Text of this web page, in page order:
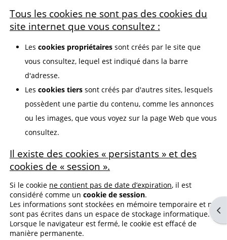
Tous les cookies ne sont pas des cookies du
site internet que vous consultez :
Lescookies propriétaires sont créés par le site que
vous consultez, lequel est indiqué dans la barre
d'adresse.
Lescookies tiers sont créés par d'autres sites, lesquels
possèdent une partie du contenu, comme les annonces
ou les images, que vous voyez sur la page Web que vous
consultez.
Il existe des cookies « persistants » et des
cookies de « session ».
Si le cookie ne contient pas de date d’expiration, il est
considéré comme un cookie de session.
Les informations sont stockées en mémoire temporaire et ne
sont pas écrites dans un espace de stockage informatique.
Lorsque le navigateur est fermé, le cookie est effacé de
manière permanente.